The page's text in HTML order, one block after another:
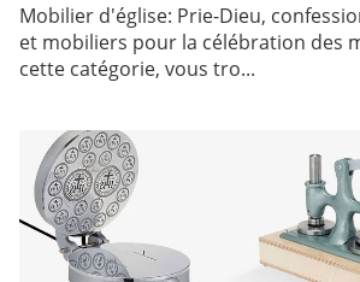
Mobilier d'église: Prie-Dieu,
et mobiliers pour la célébration des
cette catégorie, vous tro...